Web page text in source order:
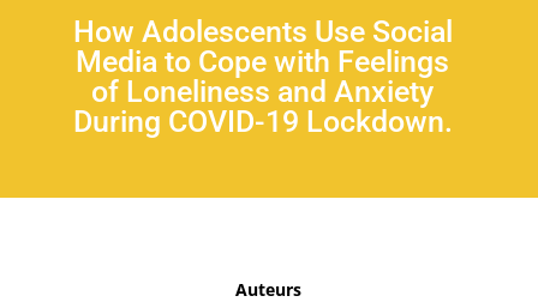
How Adolescents Use Social
Media to Cope with Feelings
of Loneliness and Anxiety
During COVID-19 Lockdown.
Auteurs